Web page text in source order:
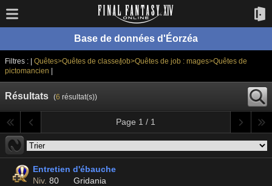
Base de données d'Éorzéa
Filtres : | Quêtes>Quêtes de classe/job>Quêtes de job : mages>Quêtes de
pictomancien
Résultats (6 résultat(s))
Page 1 / 1
Entretien d'ébauche
Niv. 80 Gridania